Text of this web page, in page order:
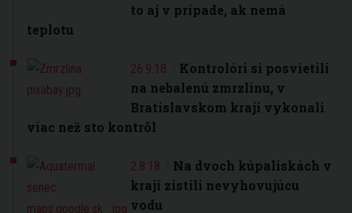
to aj v prípade, ak nemá
teplotu
26.9.18.
Kontrolóri si posvietili
na nebalenú zmrzlinu, v
Bratislavskom kraji vykonali
viac než sto kontrôl
2.8.18.
Na dvoch kúpaliskách v
kraji zistili nevyhovujúcu
vodu